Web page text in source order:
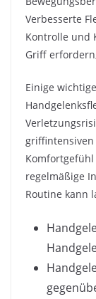
Verbesserte
Kontrolle und
Griff
Einige
regelmäßige
Routine kann